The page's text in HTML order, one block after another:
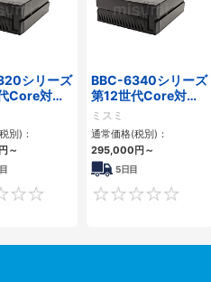
シリーズ
Core対応
アマウント
・2PCIe
別)：
円～
0
BBC-6340シリーズ
第12世代Core対応
小型フロアマウント
PC2PCI/2PCIe
ミスミ
通常価格(税別)：
295,000円～
5日目